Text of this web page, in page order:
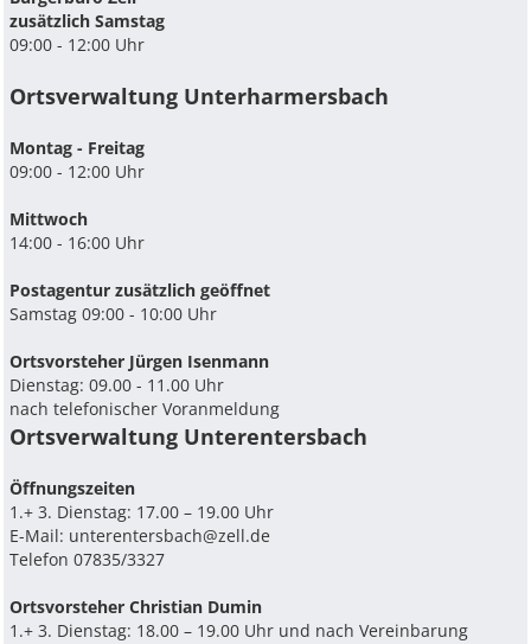
zusätzlich Samstag
09:00 - 12:00 Uhr
Ortsverwaltung Unterharmersbach
Montag - Freitag
09:00 - 12:00 Uhr
Mittwoch
14:00 - 16:00 Uhr
Postagentur zusätzlich geöffnet
Samstag 09:00 - 10:00 Uhr
Ortsvorsteher Jürgen Isenmann
Dienstag: 09.00 - 11.00 Uhr
nach telefonischer Voranmeldung
Ortsverwaltung Unterentersbach
Ö­ffnungszeiten
1.+ 3. Dienstag: 17.00 – 19.00 Uhr
E-Mail: unterentersbach@zell.de
Telefon 07835/3327
Ortsvorsteher Christian Dumin
1.+ 3. Dienstag: 18.00 – 19.00 Uhr und nach Vereinbarung